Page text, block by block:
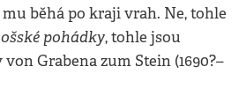
běhá po kraji vrah. Ne, tohle
pohádky, tohle jsou
Grabena zum Stein (1690?–